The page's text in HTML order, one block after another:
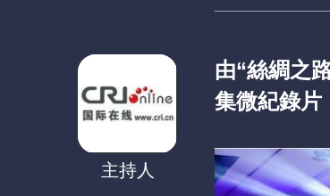
主持人
由“絲綢之
集微紀錄片